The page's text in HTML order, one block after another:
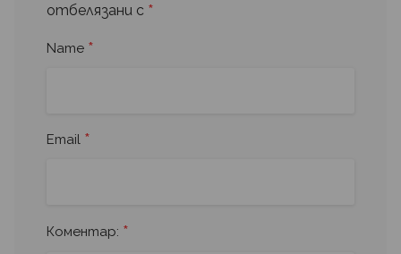
отбелязани с *
Name *
Email *
Коментар: *